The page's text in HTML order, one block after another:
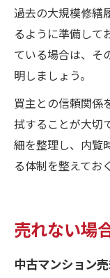
過去の大規模修繕
るように準備して
ている場合は、そ
明しましょう。
買主との信頼関係
拭することが大切
細を整理し、内覧
る体制を整えてお
売れない場
中古マンション